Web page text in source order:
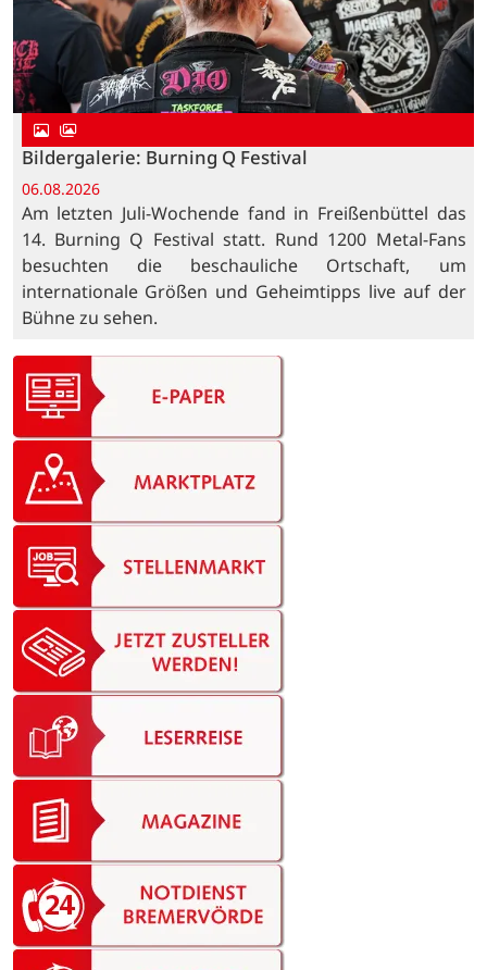
Bildergalerie: Burning Q Festival
06.08.2026
Am letzten Juli-Wochende fand in Freißenbüttel das
14. Burning Q Festival statt. Rund 1200 Metal-Fans
besuchten die beschauliche Ortschaft, um
internationale Größen und Geheimtipps live auf der
Bühne zu sehen.